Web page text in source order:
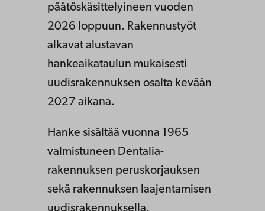
päätöskäsittelyineen vuoden
2026 loppuun. Rakennustyöt
alkavat alustavan
hankeaikataulun mukaisesti
uudisrakennuksen osalta kevään
2027 aikana.
Hanke sisältää vuonna 1965
valmistuneen Dentalia-
rakennuksen peruskorjauksen
sekä rakennuksen laajentamisen